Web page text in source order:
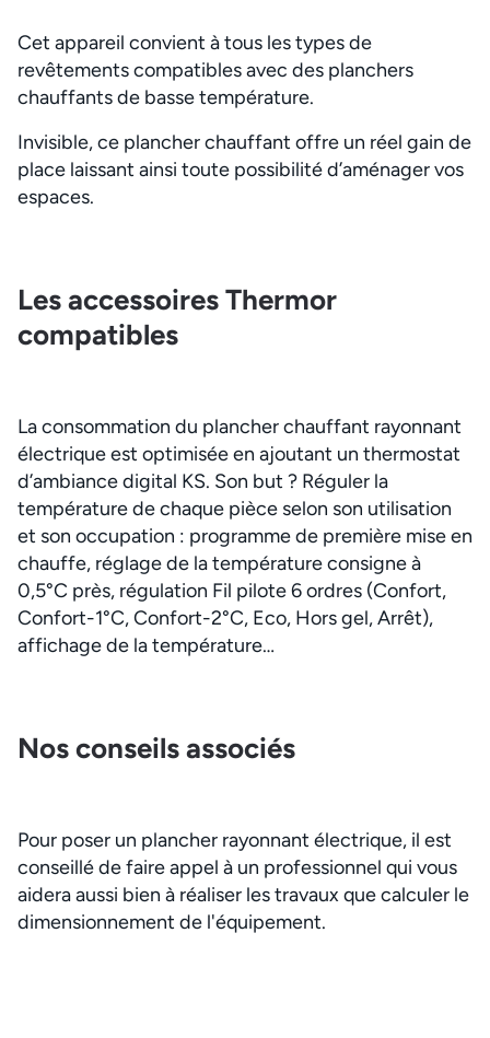
Cet appareil convient à tous les types de
revêtements compatibles avec des planchers
chauffants de basse température.
Invisible, ce plancher chauffant offre un réel gain de
place laissant ainsi toute possibilité d’aménager vos
espaces.
Les accessoires Thermor
compatibles
La consommation du plancher chauffant rayonnant
électrique est optimisée en ajoutant un thermostat
d’ambiance digital KS. Son but ? Réguler la
température de chaque pièce selon son utilisation
et son occupation : programme de première mise en
chauffe, réglage de la température consigne à
0,5°C près, régulation Fil pilote 6 ordres (Confort,
Confort-1°C, Confort-2°C, Eco, Hors gel, Arrêt),
affichage de la température…
Nos conseils associés
Pour poser un plancher rayonnant électrique, il est
conseillé de faire appel à un professionnel qui vous
aidera aussi bien à réaliser les travaux que calculer le
dimensionnement de l'équipement.